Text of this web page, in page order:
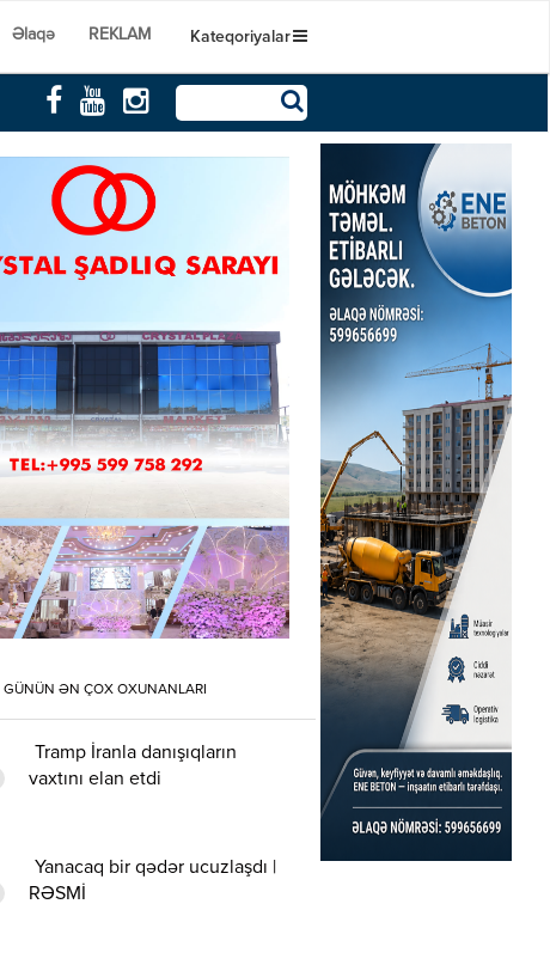
Əlaqə REKLAM Kateqoriyalar
GÜNÜN ƏN ÇOX OXUNANLARI
Tramp İranla danışıqların
vaxtını elan etdi
Yanacaq bir qədər ucuzlaşdı |
RƏSMİ